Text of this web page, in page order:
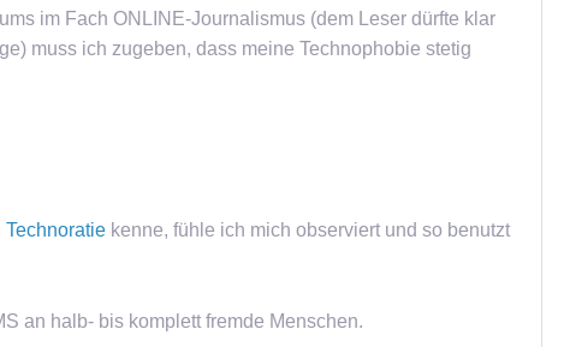
im Fach ONLINE-Journalismus (dem Leser dürfte klar
muss ich zugeben, dass meine Technophobie stetig
Technoratie kenne, fühle ich mich observiert und so benutzt
an halb- bis komplett fremde Menschen.